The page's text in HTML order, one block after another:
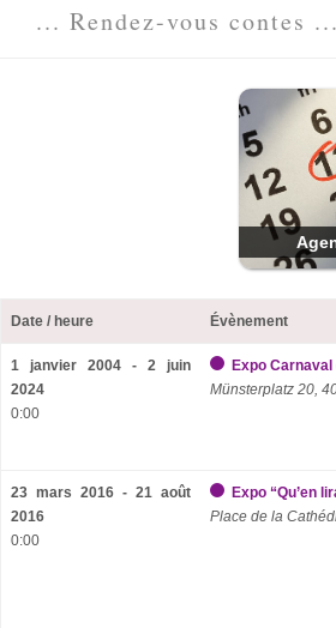
... Rendez-vous contes ...
Date / heure Évènement
1 janvier 2004 - 2 juin
2024
0:00
Expo
Münsterplatz 20,
23 mars 2016 - 21 août
2016
0:00
Expo “Qu’en
Place de la